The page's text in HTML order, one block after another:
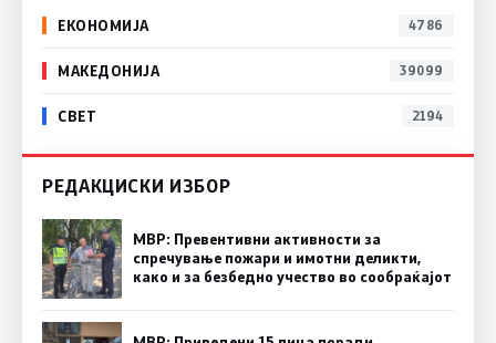
ЕКОНОМИЈА 4786
МАКЕДОНИЈА 39099
СВЕТ 2194
РЕДАКЦИСКИ ИЗБОР
МВР: Превентивни активности за
спречување пожари и имотни деликти,
како и за безбедно учество во сообраќајот